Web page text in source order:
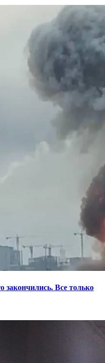
закончились. Все только